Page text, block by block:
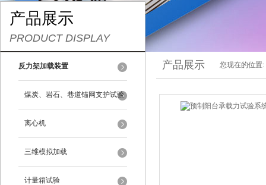
产品展示
PRODUCT DISPLAY
反力架加载装置
煤炭、岩石、巷道锚网支护试验
离心机
三维模拟加载
计量箱试验
产品展示 您现在的位置: